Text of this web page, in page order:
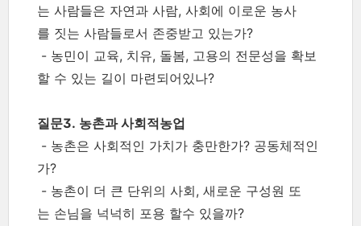
는 사람들은 자연과 사람, 사회에 이로운 농사
를 짓는 사람들로서 존중받고 있는가?
- 농민이 교육, 치유, 돌봄, 고용의 전문성을 확보
할 수 있는 길이 마련되어있나?
질문3. 농촌과 사회적농업
- 농촌은 사회적인 가치가 충만한가? 공동체적인
가?
- 농촌이 더 큰 단위의 사회, 새로운 구성원 또
는 손님을 넉넉히 포용 할수 있을까?